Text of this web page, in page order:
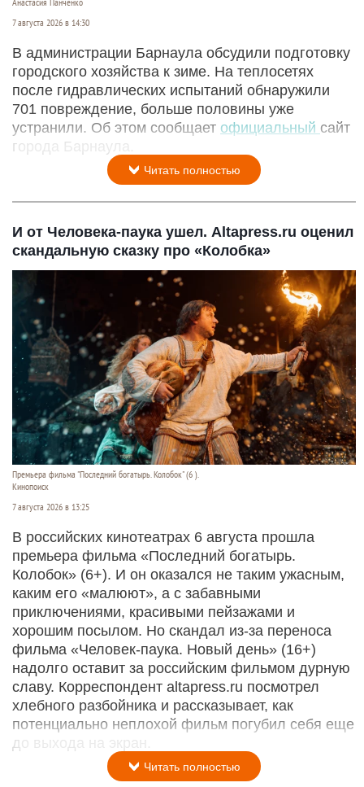
7 августа 2026 в 14:30
В администрации Барнаула обсудили подготовку
городского хозяйства к зиме. На теплосетях
после гидравлических испытаний обнаружили
701 повреждение, больше половины уже
устранили. Об этом сообщает официальный сайт
города Барнаула.
Читать полностью
И от Человека-паука ушел. Altapress.ru оценил
скандальную сказку про «Колобка»
Премьера фильма "Последний богатырь. Колобок" (6 ).
Кинопоиск
7 августа 2026 в 13:25
В российских кинотеатрах 6 августа прошла
премьера фильма «Последний богатырь.
Колобок» (6+). И он оказался не таким ужасным,
каким его «малюют», а с забавными
приключениями, красивыми пейзажами и
хорошим посылом. Но скандал из-за переноса
фильма «Человек-паука. Новый день» (16+)
надолго оставит за российским фильмом дурную
славу. Корреспондент altapress.ru посмотрел
хлебного разбойника и рассказывает, как
потенциально неплохой фильм погубил себя еще
до выхода на экран.
Читать полностью